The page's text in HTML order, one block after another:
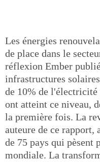
Les énergies
de place dans le
réflexion Ember
infrastructures
de 10% de l'électricité
ont atteint ce niveau,
la première fois. La
auteure de ce rapport,
de 75 pays qui pèsent
mondiale. La